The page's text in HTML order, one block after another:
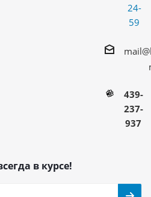
24-
59
439-
237-
937
в курсе!